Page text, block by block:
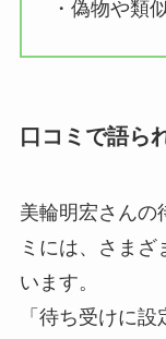
・偽物や類
口コミで語ら
美輪明宏さんの
ミには、さま
います。
「待ち受けに